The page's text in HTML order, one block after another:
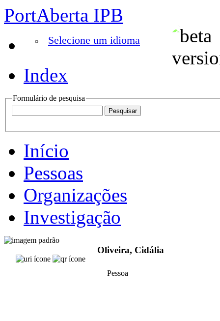
PortAberta IPB
Selecione um idioma
Index
Formulário de pesquisa
Início
Pessoas
Organizações
Investigação
Oliveira, Cidália
Pessoa